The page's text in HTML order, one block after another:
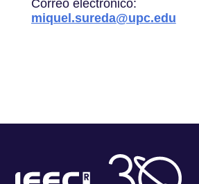
Correo electrónico:
miquel.sureda@upc.edu